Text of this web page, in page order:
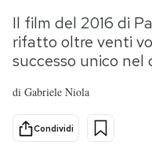
Scienza
Sport
Il film del 2016 di
rifatto oltre venti
successo unico nel
di Gabriele Niola
Condividi